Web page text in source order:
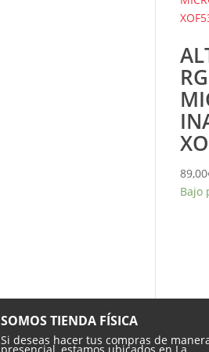
89,00
Bajo
SOMOS TIENDA FÍSICA
Si deseas hacer tus compras de